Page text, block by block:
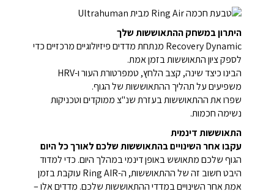
היתרון במשחק ההתאוששות שלך
Recovery Dynamic מנתחת מדדים פיזיולוגיים מרכזיים כדי
לספק ציון התאוששות בזמן אמת.
הבינו כיצד שינה, קצב הלחץ, טמפרטורת העור ו-HRV
משפיעים על תהליך ההתאוששות של הגוף.
שפרו את ההתאוששות בעזרת שנ"צ ממוקדים וטכניקות
נשימה חכמות.
התאוששות דינמית
עקבו אחר השינויים בהתאוששות שלכם לאורך כל היום
הגוף שלכם מתאושש באופן דינמי במהלך היום. כדי למדוד
היבט חשוב זה של ההתאוששות, ה-Ring AIR עוקבת בזמן
אמת אחר השינויים במדדי ההתאוששות שלכם. מדדים אלו –